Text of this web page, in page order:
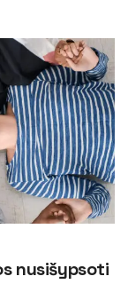
nusišypsoti